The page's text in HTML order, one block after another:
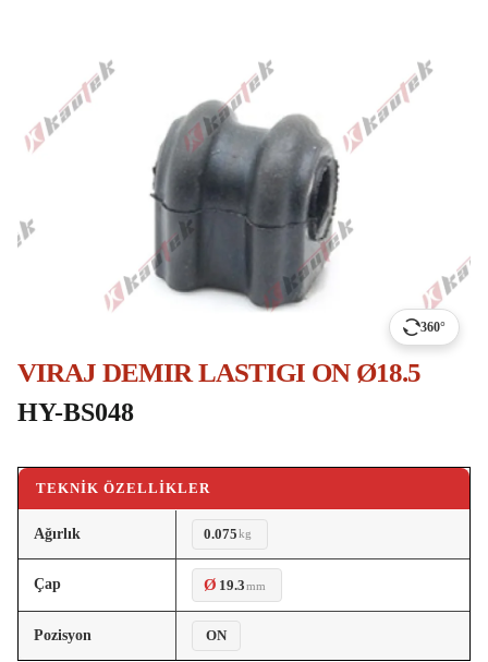
360°
VIRAJ DEMIR LASTIGI ON Ø18.5
HY-BS048
TEKNIK ÖZELLIKLER
Ağırlık 0.075kg
Çap Ø 19.3mm
Pozisyon ON